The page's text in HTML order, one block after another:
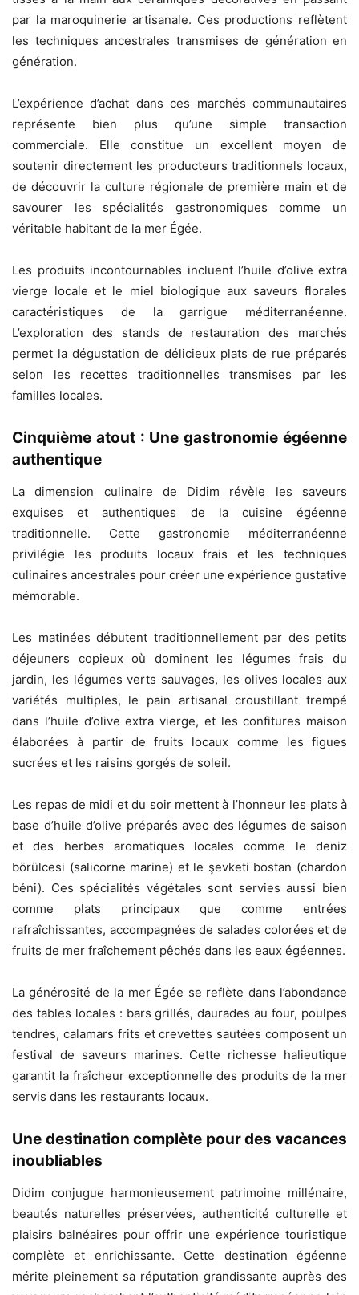
par la maroquinerie artisanale. Ces productions reflètent
les techniques ancestrales transmises de génération en
génération.
L’expérience d’achat dans ces marchés communautaires
représente bien plus qu’une simple transaction
commerciale. Elle constitue un excellent moyen de
soutenir directement les producteurs traditionnels locaux,
de découvrir la culture régionale de première main et de
savourer les spécialités gastronomiques comme un
véritable habitant de la mer Égée.
Les produits incontournables incluent l’huile d’olive extra
vierge locale et le miel biologique aux saveurs florales
caractéristiques de la garrigue méditerranéenne.
L’exploration des stands de restauration des marchés
permet la dégustation de délicieux plats de rue préparés
selon les recettes traditionnelles transmises par les
familles locales.
Cinquième atout : Une gastronomie égéenne
authentique
La dimension culinaire de Didim révèle les saveurs
exquises et authentiques de la cuisine égéenne
traditionnelle. Cette gastronomie méditerranéenne
privilégie les produits locaux frais et les techniques
culinaires ancestrales pour créer une expérience gustative
mémorable.
Les matinées débutent traditionnellement par des petits
déjeuners copieux où dominent les légumes frais du
jardin, les légumes verts sauvages, les olives locales aux
variétés multiples, le pain artisanal croustillant trempé
dans l’huile d’olive extra vierge, et les confitures maison
élaborées à partir de fruits locaux comme les figues
sucrées et les raisins gorgés de soleil.
Les repas de midi et du soir mettent à l’honneur les plats à
base d’huile d’olive préparés avec des légumes de saison
et des herbes aromatiques locales comme le deniz
börülcesi (salicorne marine) et le şevketi bostan (chardon
béni). Ces spécialités végétales sont servies aussi bien
comme plats principaux que comme entrées
rafraîchissantes, accompagnées de salades colorées et de
fruits de mer fraîchement pêchés dans les eaux égéennes.
La générosité de la mer Égée se reflète dans l’abondance
des tables locales : bars grillés, daurades au four, poulpes
tendres, calamars frits et crevettes sautées composent un
festival de saveurs marines. Cette richesse halieutique
garantit la fraîcheur exceptionnelle des produits de la mer
servis dans les restaurants locaux.
Une destination complète pour des vacances
inoubliables
Didim conjugue harmonieusement patrimoine millénaire,
beautés naturelles préservées, authenticité culturelle et
plaisirs balnéaires pour offrir une expérience touristique
complète et enrichissante. Cette destination égéenne
mérite pleinement sa réputation grandissante auprès des